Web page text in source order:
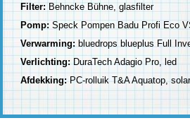
Filter: Behncke Bühne, glasfilter
Pomp: Speck Pompen Badu Profi Eco
Verwarming: bluedrops blueplus Full
Verlichting:DuraTech Adagio Pro, led
Afdekking:PC-rolluik T&A Aquatop,